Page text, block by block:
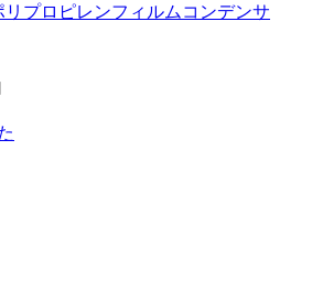
リプロピレンフィルムコンデンサ